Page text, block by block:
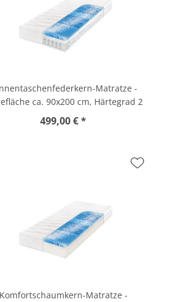
Matratze -
ca. 90x200 cm, Härtegrad 2
499,00 € *
Komfortschaumkern-Matratze -